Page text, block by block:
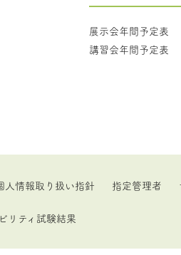
展示会年間予定表
講習会年間予定表
人情報取り扱い指針 指定管理者
リティ試験結果